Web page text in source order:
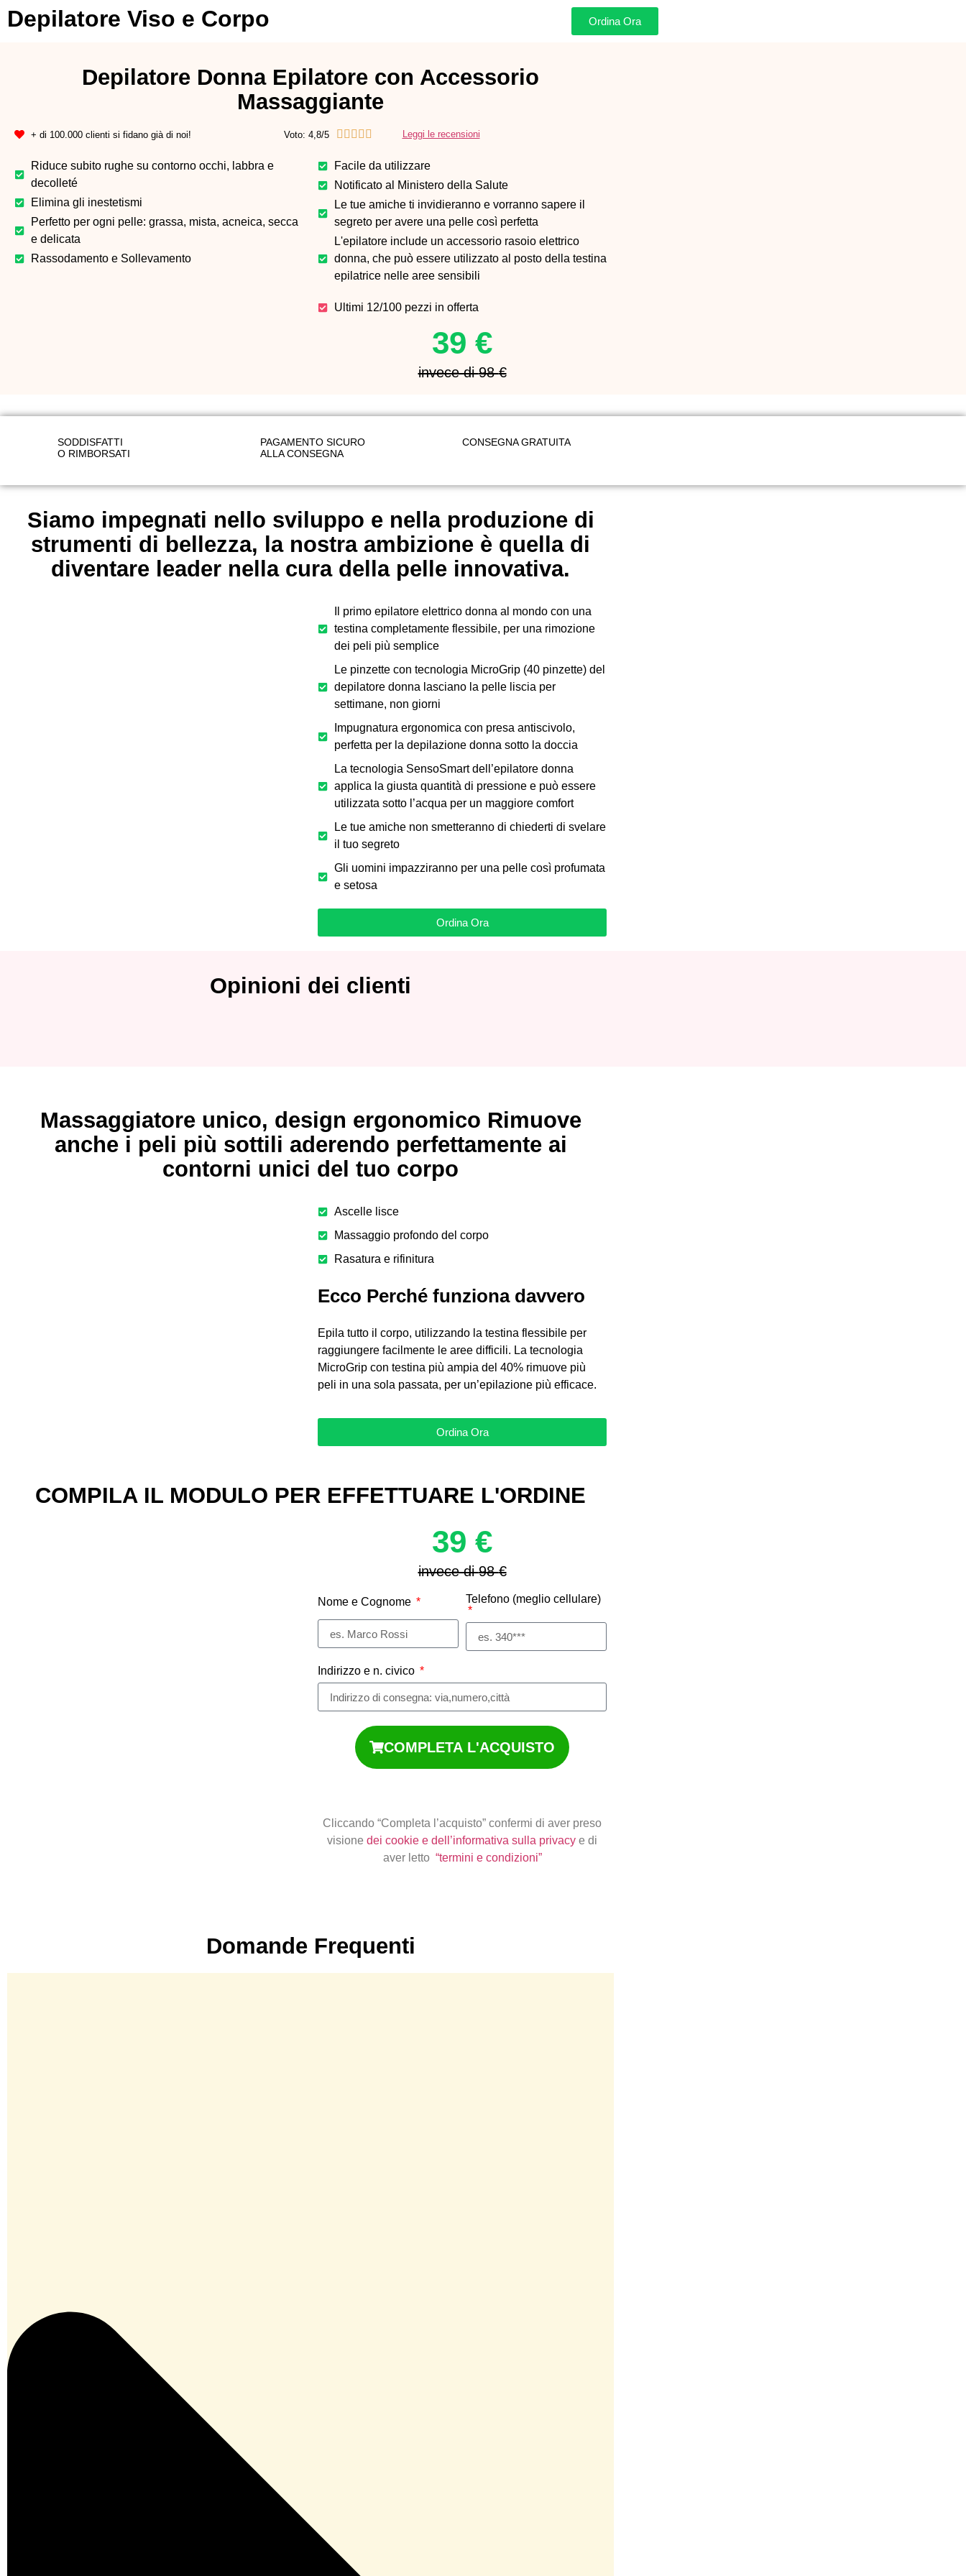
Depilatore Viso e Corpo Ordina Ora
Depilatore Donna Epilatore con Accessorio
Massaggiante
+ di 100.000 clienti si fidano già di noi! Voto: 4,8/5      Leggi le recensioni
Riduce subito rughe su contorno occhi, labbra e
decolleté
Elimina gli inestetismi
Perfetto per ogni pelle: grassa, mista, acneica, secca
e delicata
Rassodamento e Sollevamento
Facile da utilizzare
Notificato al Ministero della Salute
Le tue amiche ti invidieranno e vorranno sapere il
segreto per avere una pelle così perfetta
L'epilatore include un accessorio rasoio elettrico
donna, che può essere utilizzato al posto della testina
epilatrice nelle aree sensibili
Ultimi 12/100 pezzi in offerta
39 €
invece di98€
SODDISFATTI
O RIMBORSATI
PAGAMENTO SICURO
ALLA CONSEGNA
CONSEGNA GRATUITA
Siamo impegnati nello sviluppo e nella produzione di
strumenti di bellezza, la nostra ambizione è quella di
diventare leader nella cura della pelle innovativa.
Il primo epilatore elettrico donna al mondo con una
testina completamente flessibile, per una rimozione
dei peli più semplice
Le pinzette con tecnologia MicroGrip (40 pinzette) del
depilatore donna lasciano la pelle liscia per
settimane, non giorni
Impugnatura ergonomica con presa antiscivolo,
perfetta per la depilazione donna sotto la doccia
La tecnologia SensoSmart dell’epilatore donna
applica la giusta quantità di pressione e può essere
utilizzata sotto l’acqua per un maggiore comfort
Le tue amiche non smetteranno di chiederti di svelare
il tuo segreto
Gli uomini impazziranno per una pelle così profumata
e setosa
Ordina Ora
Opinioni dei clienti
Massaggiatore unico, design ergonomico Rimuove
anche i peli più sottili aderendo perfettamente ai
contorni unici del tuo corpo
Ascelle lisce
Massaggio profondo del corpo
Rasatura e rifinitura
Ecco Perché funziona davvero
Epila tutto il corpo, utilizzando la testina flessibile per
raggiungere facilmente le aree difficili. La tecnologia
MicroGrip con testina più ampia del 40% rimuove più
peli in una sola passata, per un’epilazione più efficace.
Ordina Ora
COMPILA IL MODULO PER EFFETTUARE L'ORDINE
39 €
invece di98€
Nome e Cognome Telefono (meglio cellulare)
Indirizzo e n. civico
COMPLETA L'ACQUISTO
Cliccando “Completa l’acquisto” confermi di aver preso
visione dei cookie e dell’informativa sulla privacy e di
aver letto “termini e condizioni”
Domande Frequenti